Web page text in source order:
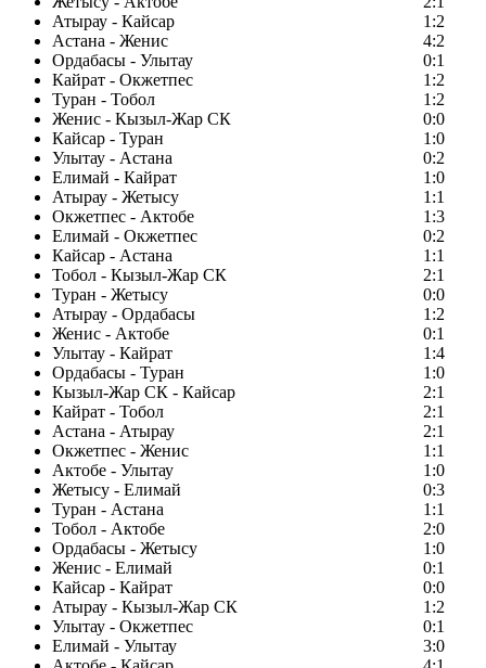
Атырау - Кайсар
1:2
Астана - Женис
4:2
Ордабасы - Улытау
0:1
Кайрат - Окжетпес
1:2
Туран - Тобол
1:2
Женис - Кызыл-Жар СК
0:0
Кайсар - Туран
1:0
Улытау - Астана
0:2
Елимай - Кайрат
1:0
Атырау - Жетысу
1:1
Окжетпес - Актобе
1:3
Елимай - Окжетпес
0:2
Кайсар - Астана
1:1
Тобол - Кызыл-Жар СК
2:1
Туран - Жетысу
0:0
Атырау - Ордабасы
1:2
Женис - Актобе
0:1
Улытау - Кайрат
1:4
Ордабасы - Туран
1:0
Кызыл-Жар СК - Кайсар
2:1
Кайрат - Тобол
2:1
Астана - Атырау
2:1
Окжетпес - Женис
1:1
Актобе - Улытау
1:0
Жетысу - Елимай
0:3
Туран - Астана
1:1
Тобол - Актобе
2:0
Ордабасы - Жетысу
1:0
Женис - Елимай
0:1
Кайсар - Кайрат
0:0
Атырау - Кызыл-Жар СК
1:2
Улытау - Окжетпес
0:1
Елимай - Улытау
3:0